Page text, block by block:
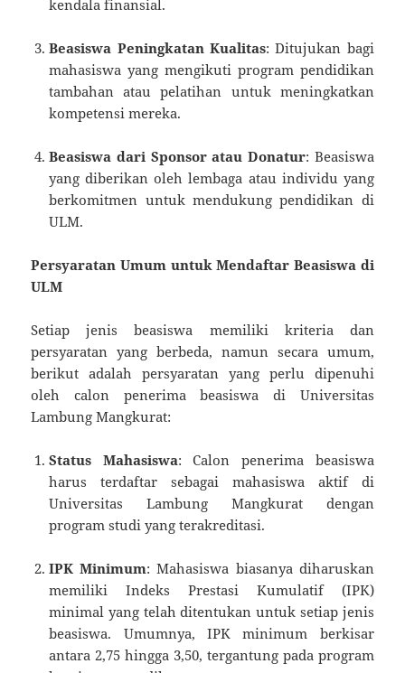
kendala finansial.
Beasiswa Peningkatan Kualitas: Ditujukan bagi
mahasiswa yang mengikuti program pendidikan
tambahan atau pelatihan untuk meningkatkan
kompetensi mereka.
Beasiswa dari Sponsor atau Donatur: Beasiswa
yang diberikan oleh lembaga atau individu yang
berkomitmen untuk mendukung pendidikan di
ULM.
Persyaratan Umum untuk Mendaftar Beasiswa di
ULM
Setiap jenis beasiswa memiliki kriteria dan
persyaratan yang berbeda, namun secara umum,
berikut adalah persyaratan yang perlu dipenuhi
oleh calon penerima beasiswa di Universitas
Lambung Mangkurat:
Status Mahasiswa: Calon penerima beasiswa
harus terdaftar sebagai mahasiswa aktif di
Universitas Lambung Mangkurat dengan
program studi yang terakreditasi.
IPK Minimum: Mahasiswa biasanya diharuskan
memiliki Indeks Prestasi Kumulatif (IPK)
minimal yang telah ditentukan untuk setiap jenis
beasiswa. Umumnya, IPK minimum berkisar
antara 2,75 hingga 3,50, tergantung pada program